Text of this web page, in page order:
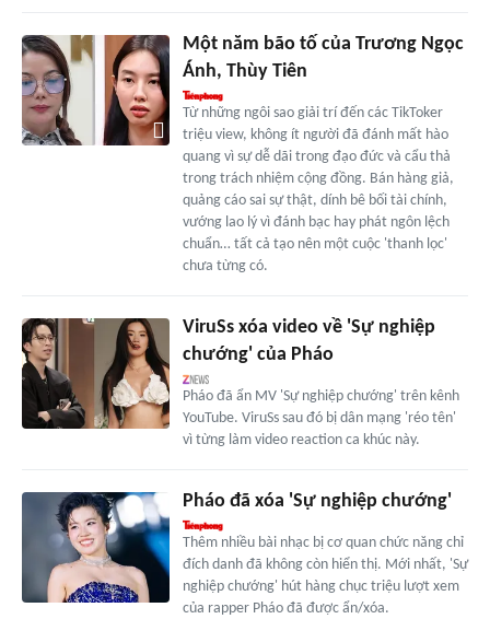
Một năm bão tố của Trương Ngọc
Ánh, Thùy Tiên
Từ những ngôi sao giải trí đến các TikToker
triệu view, không ít người đã đánh mất hào
quang vì sự dễ dãi trong đạo đức và cẩu thả
trong trách nhiệm cộng đồng. Bán hàng giả,
quảng cáo sai sự thật, dính bê bối tài chính,
vướng lao lý vì đánh bạc hay phát ngôn lệch
chuẩn… tất cả tạo nên một cuộc 'thanh lọc'
chưa từng có.
ViruSs xóa video về 'Sự nghiệp
chướng' của Pháo
Pháo đã ẩn MV 'Sự nghiệp chướng' trên kênh
YouTube. ViruSs sau đó bị dân mạng 'réo tên'
vì từng làm video reaction ca khúc này.
Pháo đã xóa 'Sự nghiệp chướng'
Thêm nhiều bài nhạc bị cơ quan chức năng chỉ
đích danh đã không còn hiển thị. Mới nhất, 'Sự
nghiệp chướng' hút hàng chục triệu lượt xem
của rapper Pháo đã được ẩn/xóa.